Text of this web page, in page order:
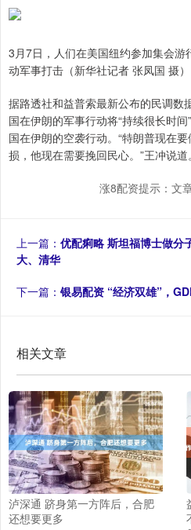
3月7日，人们在美国纽约参加集会
动军事打击（新华社记者 张凤国 摄）
据路透社和益普索最新公布的民调数
国在伊朗的军事行动将“持续很长时
国在伊朗的空袭行动。“特朗普现在
损，他现在需要挽回民心。”王冲说道。
涨8配资提示：文
上一篇： 优配痢略 斯坦福博士做分
大、清华
下一篇： 银易配资 “经济双雄”，
相关文章
泸深通 跻身第一方阵后，合肥
还想要更多